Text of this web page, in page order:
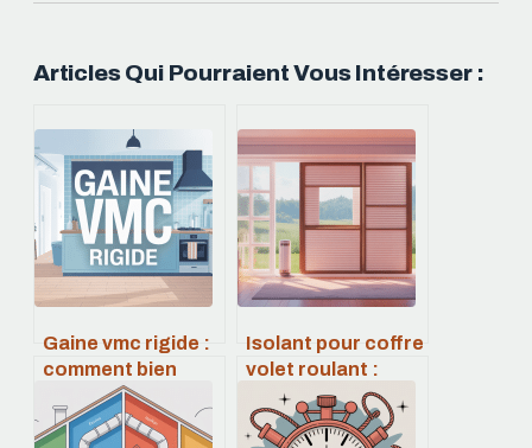
Articles Qui Pourraient Vous Intéresser :
Gaine vmc rigide :
comment bien
choisir et installer
son réseau d’air
Isolant pour coffre
volet roulant :
comment bien
choisir et poser